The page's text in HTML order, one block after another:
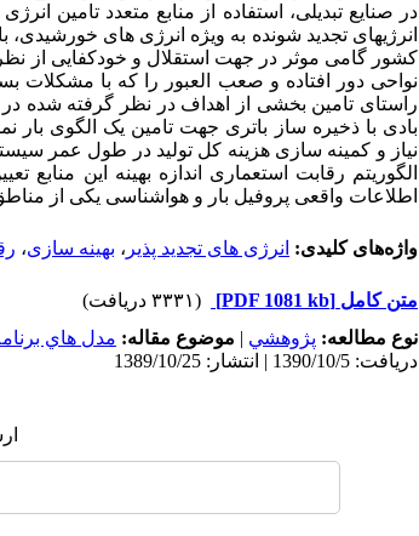
در صنایع تبدیلی، استفاده از منابع متعدد تامین
انرژیهای تجدید شونده به ویژه انرژی های خورشیدی،
کشور گامی موثر در جهت استقلال و خودکفایی از
نواحی دور افتاده و صعب العبور را که با
راستای تامین بخشی از اهداف در نظر گرفته شده در
بادی با ذخیره ساز باتری جهت تامین یک الگوی
نیاز و کمینه سازی هزینه کل تولید در طول عمر
الگوریتم رقابت استعماری اندازه بهینه این
اطلاعات واقعی پروفیل بار و هواشناسی یکی از
واژه‌های کلیدی: انرژی های تجدید پذیر ، بهینه سازی،
متن کامل [PDF 1081 kb]
(۳۳۳۱ دریافت)
نوع مطالعه: پژوهشي | موضوع مقاله: مدل هاي
دریافت: 1390/10/5 | انتشار: 1389/10/25